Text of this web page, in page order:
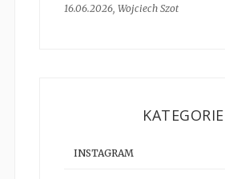
16.06.2026, Wojciech Szot
KATEGORIE
INSTAGRAM